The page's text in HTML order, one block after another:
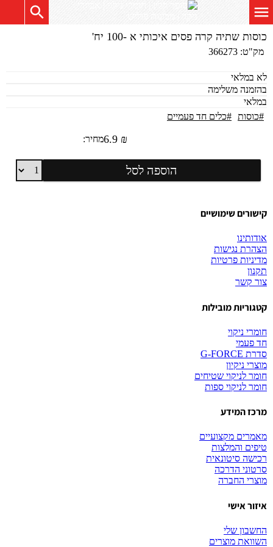
כוסות שתיה קרה פסים איכותי א -100 יח'
מק"ט: 366273
לא במלאי
בהזמנה משלימה
במלאי
#כוסות #כלים חד פעמיים
מחיר:6.9 ₪
כוסות
שתיה
הוספה לסל
קישורים שימושיים
אודותינו
הצהרת נגישות
מדיניות פרטיות
תקנון
צור קשר
קטגוריות מובילות
חומרי ניקוי
חד פעמי
סדרת G-FORCE
מוצרי ניקיון
חומר לניקוי שטיחים
חומר לניקוי ספות
מרכז המידע
מאמרים מקצועיים
טיפים והמלצות
רכישה סיטונאית
סרטוני הדרכה
מוצרי החברה
איזור אישי
החשבון שלי
השוואת מוצרים